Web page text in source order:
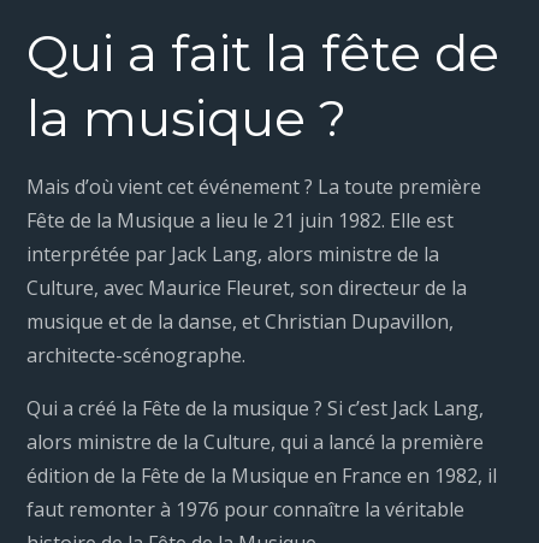
Qui a fait la fête de
la musique ?
Mais d’où vient cet événement ? La toute première
Fête de la Musique a lieu le 21 juin 1982. Elle est
interprétée par Jack Lang, alors ministre de la
Culture, avec Maurice Fleuret, son directeur de la
musique et de la danse, et Christian Dupavillon,
architecte-scénographe.
Qui a créé la Fête de la musique ? Si c’est Jack Lang,
alors ministre de la Culture, qui a lancé la première
édition de la Fête de la Musique en France en 1982, il
faut remonter à 1976 pour connaître la véritable